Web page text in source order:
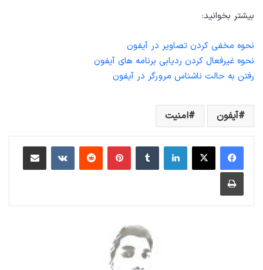
بیشتر بخوانید:
نحوه مخفی کردن تصاویر در آیفون
نحوه غیرفعال کردن ردیابی برنامه های آیفون
رفتن به حالت ناشناس مرورگر در آیفون
آیفون امنیت
لینکداینتامبلر پینتریستReddit
VKontakteاشتراک گذاری با ایمیل
چاپ